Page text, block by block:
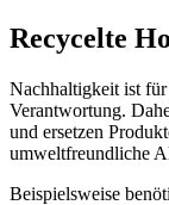
Recycelte
Nachhaltigkeit ist
Verantwortung.
und ersetzen
umweltfreundliche
Beispielsweise